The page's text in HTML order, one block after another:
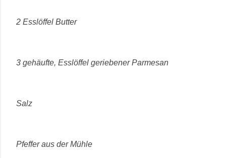
2 Esslöffel Butter
3 gehäufte, Esslöffel geriebener Parmesan
Salz
Pfeffer aus der Mühle